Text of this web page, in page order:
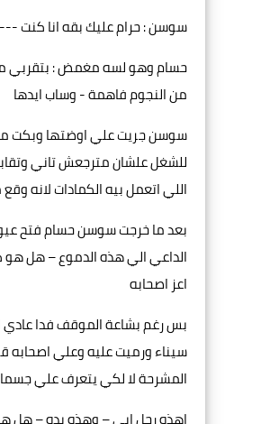
سوسن : حرام عليك بقه انا كنت
حسام وهو لسه مغمض : بتقربي
من النجوم فاهمة - وساب ايدها
سوسن جريت علي اوضتها وبكت
للشغل علشان مترجعش تاني
اللي اتعمل بيه الكمادات لانه
بعد ما خرجت سوسن حسام فتح
اعز اصحابه
بس رغم بشاعة الموقف فدا
سيناء ورميت عليه وعلي اصحابه
المشرحة لا لكي يتعرف علي جسمان